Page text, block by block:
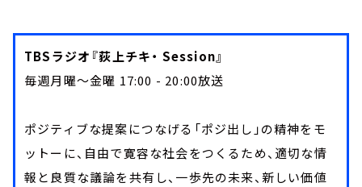
TBSラジオ『荻上チキ・ Session』
毎週月曜～金曜 17:00 - 20:00放送
ポジティブな提案につなげる「ポジ出し」の精神をモ
ットーに、自由で寛容な社会をつくるため、適切な情
報と良質な議論を共有し、一歩先の未来、新しい価値